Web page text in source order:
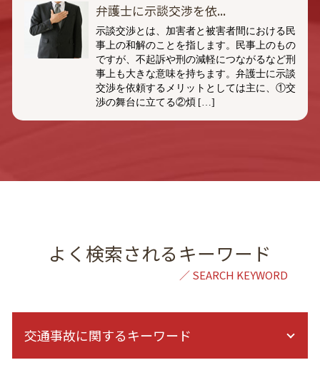
弁護士に示談交渉を依...
示談交渉とは、加害者と被害者間における民
事上の和解のことを指します。民事上のもの
ですが、不起訴や刑の減軽につながるなど刑
事上も大きな意味を持ちます。弁護士に示談
交渉を依頼するメリットとしては主に、①交
渉の舞台に立てる②煩 […]
よく検索されるキーワード
交通事故に関するキーワード